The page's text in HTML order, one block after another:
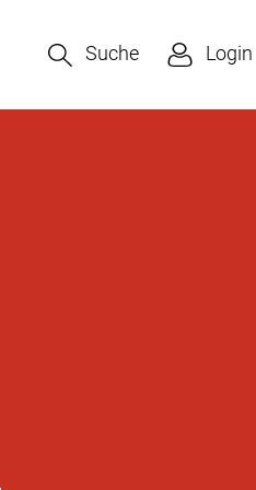
Suche Login